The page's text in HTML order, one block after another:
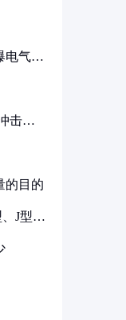
电气设
击要
的目的
J型、